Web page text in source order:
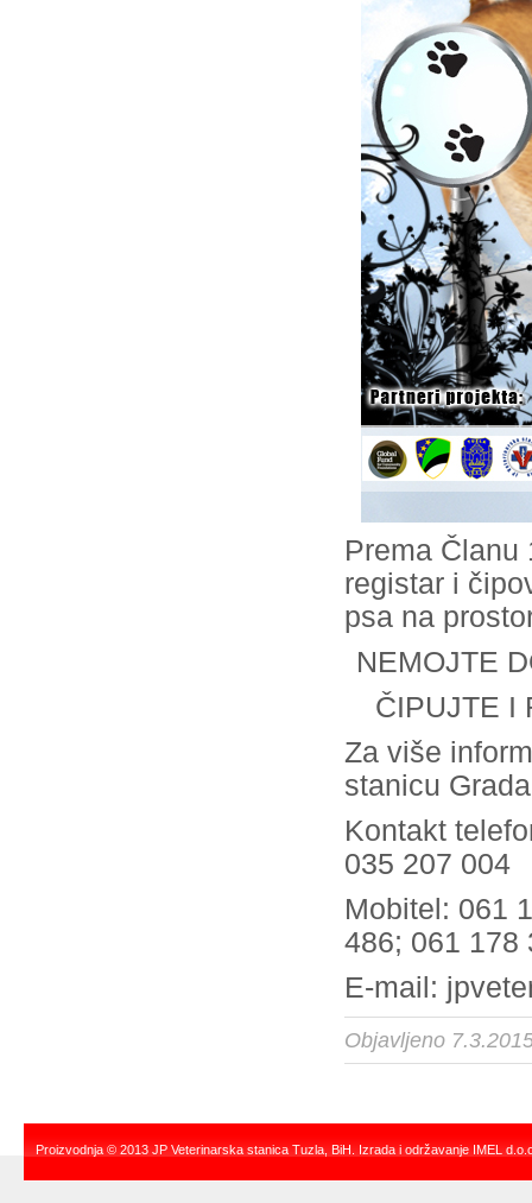
Prema Članu
registar i
psa na
NEMOJTE
ČIPUJTE I
Za više
stanicu
Kontakt
035 207 004
Mobitel: 061
486; 061 178
E-mail:
Objavljeno
Proizvodnja © 2013 JP Veterinarska stanica Tuzla, BiH. Izrada i održavanje IMEL